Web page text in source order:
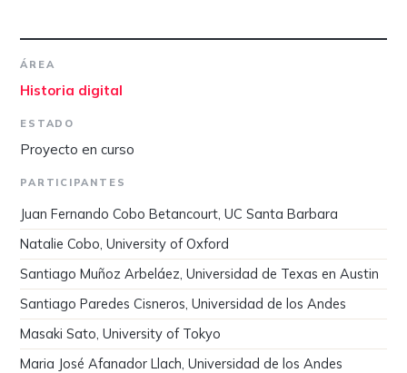
ÁREA
Historia digital
ESTADO
Proyecto en curso
PARTICIPANTES
Juan Fernando Cobo Betancourt, UC Santa Barbara
Natalie Cobo, University of Oxford
Santiago Muñoz Arbeláez, Universidad de Texas en Austin
Santiago Paredes Cisneros, Universidad de los Andes
Masaki Sato, University of Tokyo
Maria José Afanador Llach, Universidad de los Andes